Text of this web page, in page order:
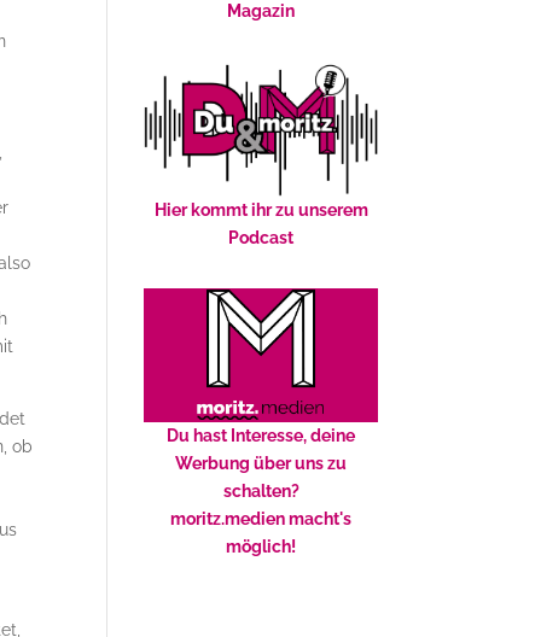
ob
Magazin
Hier kommt ihr zu unserem
Podcast
Du hast Interesse, deine
Werbung über uns zu
schalten?
moritz.medien macht's
möglich!